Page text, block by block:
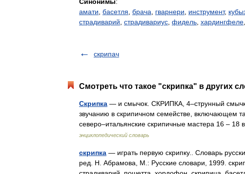
амати басетля брача гварнери инструмент,
страдиварий страдивариус фидель хардингфеле
скрипач
Смотреть что такое "скрипка" в других
Скрипка — и смычок. СКРИПКА, 4–струнный
звучанию в скрипичном семействе, включающем
северо–итальянские скрипичные мастера 16 –
энциклопедический словарь
скрипка — играть первую скрипку.. Словарь
ред. Н. Абрамова, М.: Русские словари, 1999.